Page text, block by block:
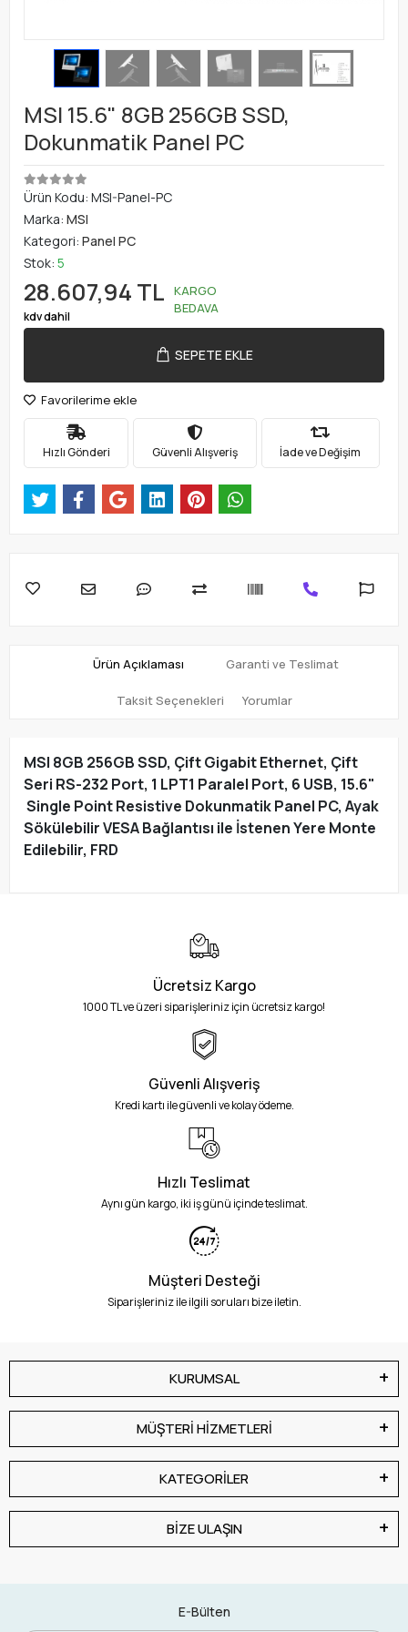
MSI 15.6" 8GB 256GB SSD,
Dokunmatik Panel PC
Ürün Kodu: MSI-Panel-PC
Marka: MSI
Kategori: Panel PC
Stok: 5
28.607,94 TL
kdv dahil
KARGO
BEDAVA
SEPETE EKLE
Favorilerime ekle
Hızlı Gönderi Güvenli Alışveriş İade ve Değişim
Ürün Açıklaması Garanti ve Teslimat
Taksit Seçenekleri Yorumlar
MSI 8GB 256GB SSD, Çift Gigabit Ethernet, Çift
Seri RS-232 Port, 1 LPT1 Paralel Port, 6 USB, 15.6"
Single Point Resistive Dokunmatik Panel PC, Ayak
Sökülebilir VESA Bağlantısı ile İstenen Yere Monte
Edilebilir, FRD
Ücretsiz Kargo
1000 TL ve üzeri siparişleriniz için ücretsiz kargo!
Güvenli Alışveriş
Kredi kartı ile güvenli ve kolay ödeme.
Hızlı Teslimat
Aynı gün kargo, iki iş günü içinde teslimat.
Müşteri Desteği
Siparişleriniz ile ilgili soruları bize iletin.
KURUMSAL
MÜŞTERİ HİZMETLERİ
KATEGORİLER
BİZE ULAŞIN
E-Bülten